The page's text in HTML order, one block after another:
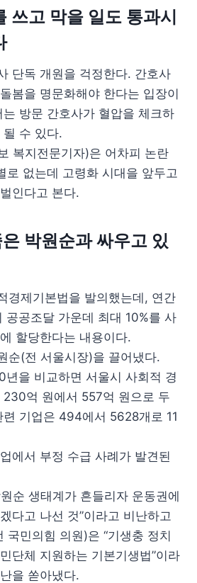
쓰고 막을 일도 통과시
단독 개원을 걱정한다. 간호사
봄을 명문화해야 한다는 입장이
방문 간호사가 혈압을 체크하
수 있다.
복지전문기자)은 어차피 논란
로 없는데 고령화 시대을 앞두고
인다고 본다.
박원순과 싸우고 있
경제기본법을 발의했는데, 연간
공공조달 가운데 최대 10%를 사
할당한다는 내용이다.
순(전 서울시장)을 끌어냈다.
을 비교하면 서울시 사회적 경
230억 원에서 557억 원으로 두
련 기업은 494에서 5628개로 11
에서 부정 수급 사례가 발견된
순 생태계가 흔들리자 운동권에
다고 나선 것”이라고 비난하고
국민의힘 의원)은 “기생충 정치
단체 지원하는 기본기생법”이라
을 쏟아냈다.